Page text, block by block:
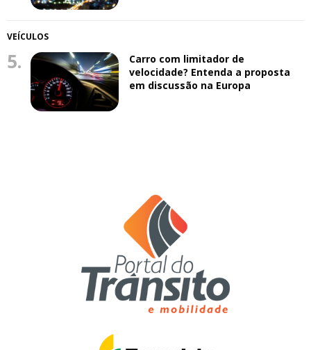
VEÍCULOS
5.
Carro com limitador de
velocidade? Entenda a proposta
em discussão na Europa